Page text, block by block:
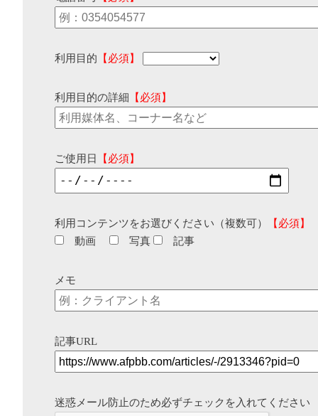
利用目的 【必須】
利用目的の詳細 【必須】
ご使用日 【必須】
利用コンテンツをお選びください（複数可）
【必須】
動画
写真 記事
メモ
記事URL
迷惑メール防止のため必ずチェックを入れてください